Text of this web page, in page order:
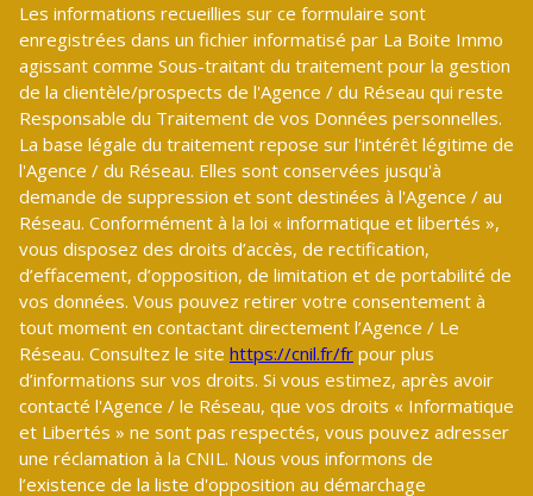
Les informations recueillies sur ce formulaire sont
enregistrées dans un fichier informatisé par La Boite Immo
agissant comme Sous-traitant du traitement pour la gestion
de la clientèle/prospects de l'Agence / du Réseau qui reste
Responsable du Traitement de vos Données personnelles.
La base légale du traitement repose sur l'intérêt légitime de
l'Agence / du Réseau. Elles sont conservées jusqu'à
demande de suppression et sont destinées à l'Agence / au
Réseau. Conformément à la loi « informatique et libertés »,
vous disposez des droits d’accès, de rectification,
d’effacement, d’opposition, de limitation et de portabilité de
vos données. Vous pouvez retirer votre consentement à
tout moment en contactant directement l’Agence / Le
Réseau. Consultez le site https://cnil.fr/fr pour plus
d’informations sur vos droits. Si vous estimez, après avoir
contacté l'Agence / le Réseau, que vos droits « Informatique
et Libertés » ne sont pas respectés, vous pouvez adresser
une réclamation à la CNIL. Nous vous informons de
l’existence de la liste d'opposition au démarchage